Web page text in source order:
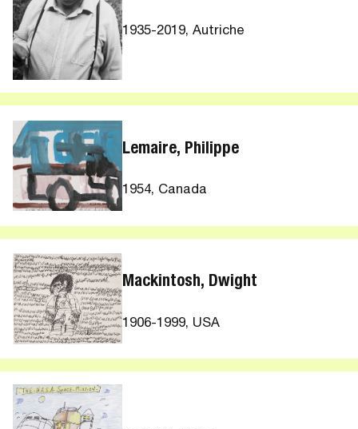
1935-2019, Autriche
Lemaire, Philippe
1954, Canada
Mackintosh, Dwight
1906-1999, USA